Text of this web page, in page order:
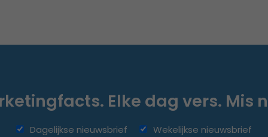
Elke dag vers. Mis
Dagelijkse nieuwsbrief Wekelijkse nieuwsbrief